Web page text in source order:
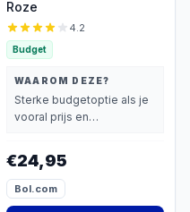
Roze
4.2
Budget
WAAROM DEZE?
Sterke budgetoptie als je
vooral prijs en
€24,95
Bol.com